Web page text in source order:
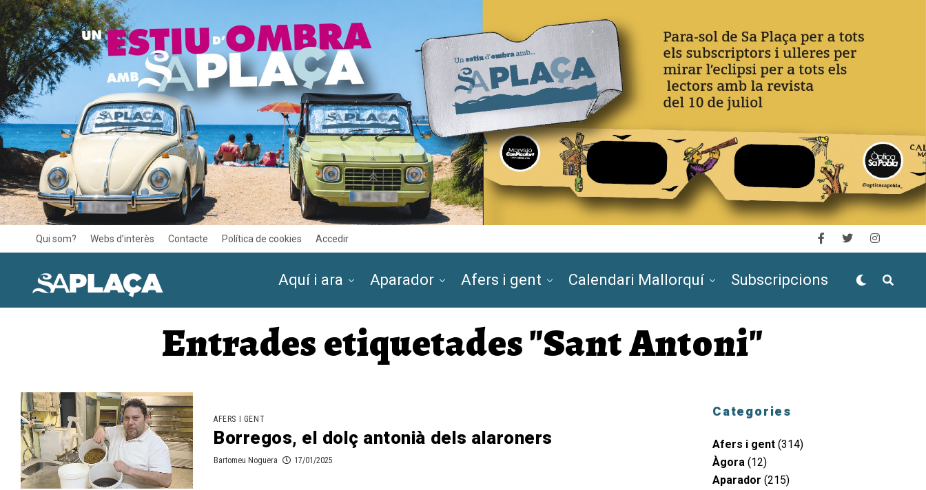
Qui som? Webs d’interès Contacte Política de cookies Accedir
Aquí i ara Aparador Afers i gent Calendari Mallorquí Subscripcions
Entrades etiquetades "Sant Antoni"
AFERS I GENT
Borregos, el dolç antonià dels alaroners
Bartomeu Noguera 17/01/2025
Categories
Afers i gent (314)
Àgora (12)
Aparador (215)